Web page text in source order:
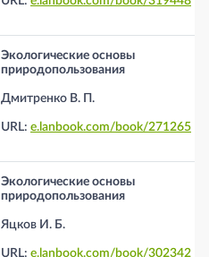
Экологические основы
природопользования
Дмитренко В. П.
URL: e.lanbook.com/book/271265
Экологические основы
природопользования
Яцков И. Б.
URL: e.lanbook.com/book/302342